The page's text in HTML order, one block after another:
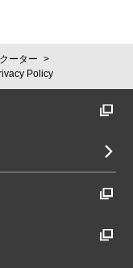
ーター
Policy